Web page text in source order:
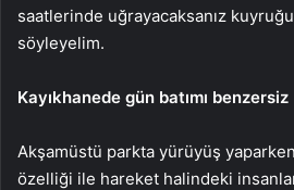
saatlerinde uğrayacaksanız
söyleyelim.
Kayıkhanede gün batımı benzersiz
Akşamüstü parkta yürüyüş
özelliği ile hareket halindeki